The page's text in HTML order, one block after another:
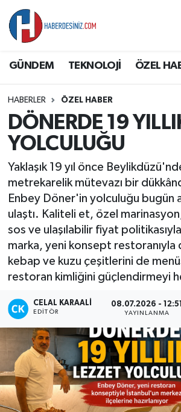
GÜNDEM TEKNOLOJİ ÖZEL
HABERLER ÖZEL HABER
DÖNERDE 19
YOLCULUĞU
Yaklaşık 19 yıl önce
metrekarelik mütevazı bir
Enbey Döner'in yolculuğu bugün
ulaştı. Kaliteli et, özel
sos ve ulaşılabilir fiyat
marka, yeni konsept restoranıyla
kebap ve kuzu çeşitlerini de
restoran kimliğini güçlendirmeyi
CELAL KARAALI
EDITÖR
08.07.2026 - 12:51
YAYINLANMA
GÜNDEM
ÖZEL HABER
SAĞLIK
SİYASET
SPOR
Trafik Durumu
Süper Lig Puan Durumu ve
Tüm Manşetler
Son Dakika Haberleri
Haber Arşivi